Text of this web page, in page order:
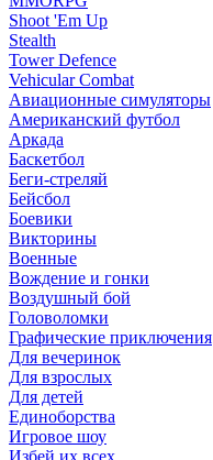
Shoot 'Em Up
Stealth
Tower Defence
Vehicular Combat
Авиационные симуляторы
Американский футбол
Аркада
Баскетбол
Беги-стреляй
Бейсбол
Боевики
Викторины
Военные
Вождение и гонки
Воздушный бой
Головоломки
Графические приключения
Для вечеринок
Для взрослых
Для детей
Единоборства
Игровое шоу
Избей их всех